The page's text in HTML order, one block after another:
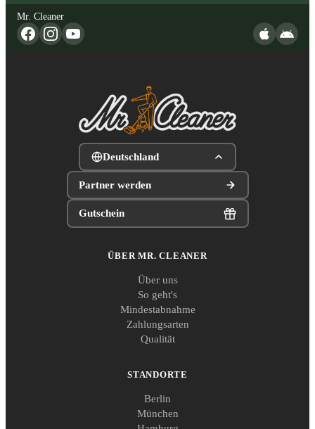
Mr. Cleaner
Deutschland
Partner werden
Gutschein
ÜBER MR. CLEANER
Über uns
So geht's
Mindestabnahme
Zahlungsarten
Qualität
STANDORTE
Berlin
München